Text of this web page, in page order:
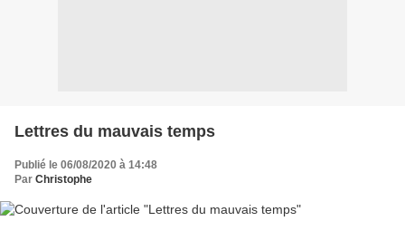
Lettres du mauvais temps
Publié le 06/08/2020 à 14:48
Par Christophe